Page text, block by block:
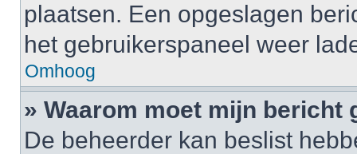
plaatsen. Een opgeslagen
het gebruikerspaneel weer
Omhoog
» Waarom moet mijn bericht
De beheerder kan beslist